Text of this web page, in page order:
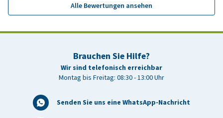
Alle Bewertungen ansehen
Brauchen Sie Hilfe?
Wir sind telefonisch erreichbar
Montag bis Freitag: 08:30 - 13:00 Uhr
Senden Sie uns eine WhatsApp-Nachricht